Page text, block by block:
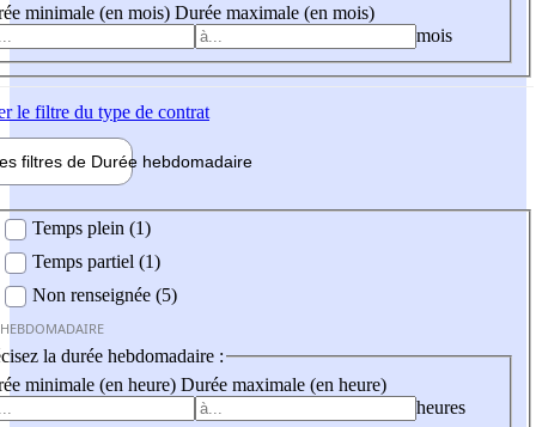
minimale (en mois) Durée maximale (en mois)
mois
le filtre du type de contrat
filtres de Durée hebdomadaire
Temps plein (1)
Temps partiel (1)
Non renseignée (5)
la durée hebdomadaire :
minimale (en heure) Durée maximale (en heure)
heures